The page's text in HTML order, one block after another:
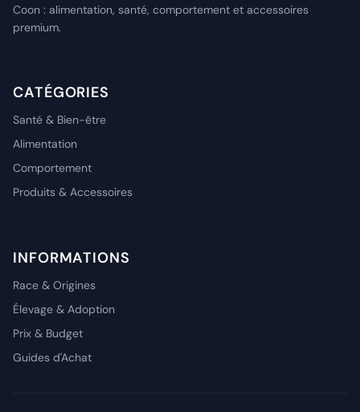
Coon : alimentation, santé, comportement et accessoires
premium.
CATÉGORIES
Santé & Bien-être
Alimentation
Comportement
Produits & Accessoires
INFORMATIONS
Race & Origines
Élevage & Adoption
Prix & Budget
Guides d'Achat